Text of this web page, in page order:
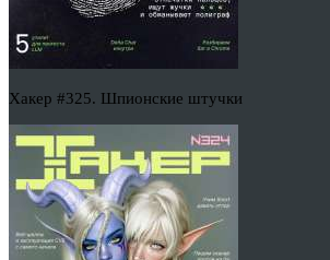
Хакер #325. Шпионские штучки